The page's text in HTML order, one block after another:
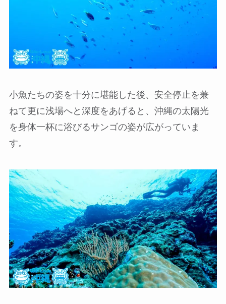
小魚たちの姿を十分に堪能した後、安全停止を兼
ねて更に浅場へと深度をあげると、沖縄の太陽光
を身体一杯に浴びるサンゴの姿が広がっていま
す。